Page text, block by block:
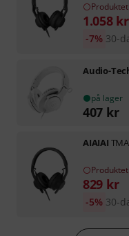
1.058 kr
30-
-7%
Audio-
på lager
407 kr
AIAIAI
829 kr
30-
-5%